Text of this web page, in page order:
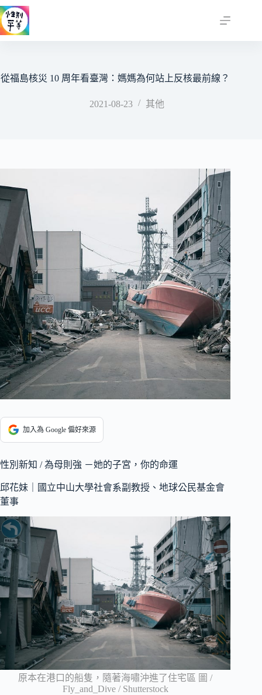
跳
至
主
容
從福島核災 10 周年看臺灣：媽媽為何站上反核最前線？
2021-08-23 其他
加入為 Google 偏好來源
性別新知 / 為母則強 －她的子宮，你的命運
邱花妹｜國立中山大學社會系副教授、地球公民基金會
董事
原本在港口的船隻，隨著海嘯沖進了住宅區 圖 /
Fly_and_Dive / Shutterstock